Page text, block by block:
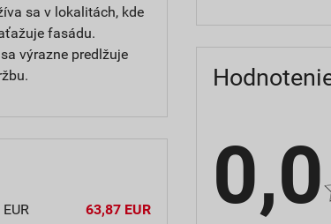
sa v lokalitách, kde
fasádu.
výrazne predlžuje
63,87 EUR 0,0